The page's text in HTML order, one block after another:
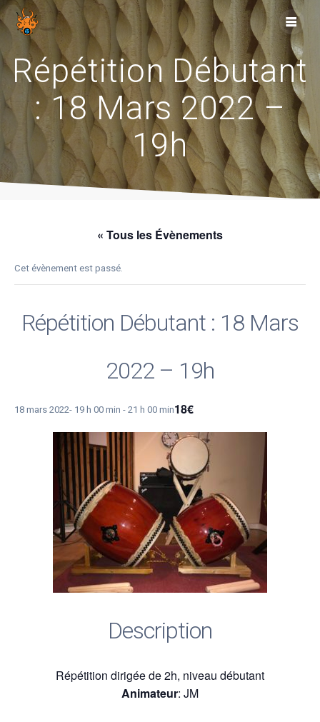
content
Répétition Débutant
: 18 Mars 2022 –
19h
« Tous les Évènements
Cet évènement est passé.
Répétition Débutant : 18 Mars
2022 – 19h
18 mars 2022- 19 h 00 min - 21 h 00 min18€
Description
Répétition dirigée de 2h, niveau débutant
Animateur: JM